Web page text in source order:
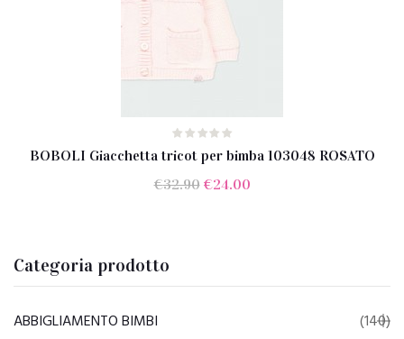
BOBOLI Giacchetta tricot per bimba 103048 ROSATO
€32.90 Il
€32.90.
€24.00Il
€24.00.
Categoria prodotto
ABBIGLIAMENTO BIMBI
(140)